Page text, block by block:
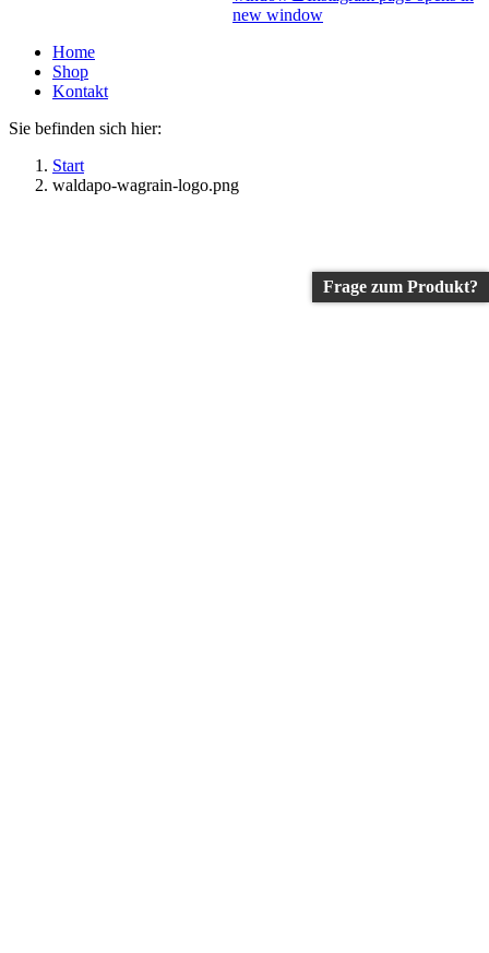
new window
Home
Shop
Kontakt
Sie befinden sich hier:
Start
waldapo-wagrain-logo.png
Frage zum Produkt?